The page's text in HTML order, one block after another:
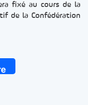
fixé au cours de la
de la Confédération